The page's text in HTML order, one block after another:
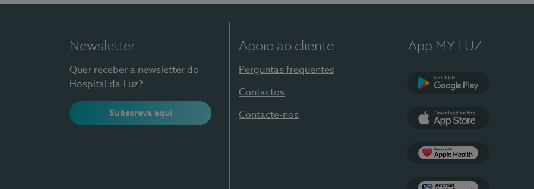
Newsletter
Quer receber a newsletter do
Hospital da Luz?
Subscreva aqui
Apoio ao cliente
Perguntas frequentes
Contactos
Contacte-nos
App MY LUZ